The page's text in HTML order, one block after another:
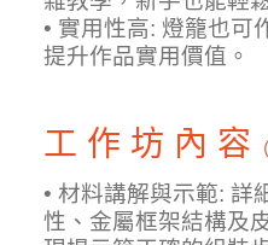
• 實用性高: 燈籠也可
提升作品實用價值。
工 作 坊 內 容
• 材料講解與示範: 詳
性、金屬框架結構及